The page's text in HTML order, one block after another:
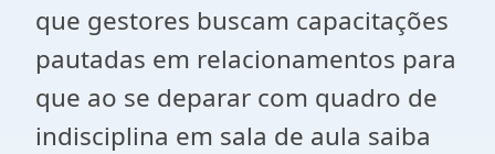
que gestores buscam capacitações
pautadas em relacionamentos para
que ao se deparar com quadro de
indisciplina em sala de aula saiba